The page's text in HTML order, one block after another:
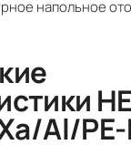
напольное
Al/PE-